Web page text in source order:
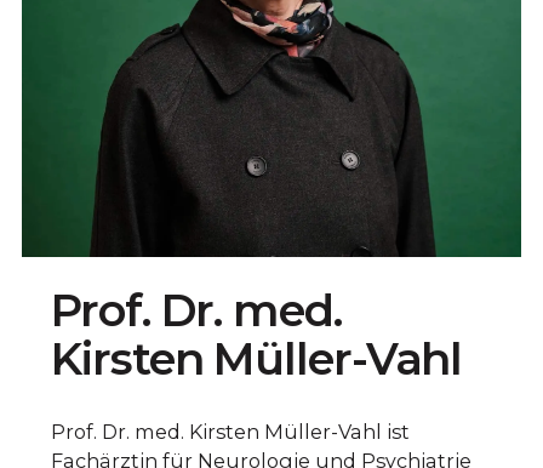
Prof. Dr. med.
Kirsten Müller-Vahl
Prof. Dr. med. Kirsten Müller-Vahl ist
Fachärztin für Neurologie und Psychiatrie